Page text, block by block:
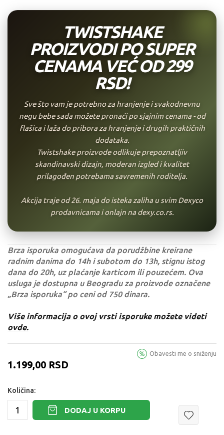
TWISTSHAKE
PROIZVODI PO SUPER
CENAMA VEĆ OD 299
RSD!
Sve što vam je potrebno za hranjenje i svakodnevnu
negu bebe sada možete pronaći po sjajnim cenama - od
flašica i laža do pribora za hranjenje i drugih praktičnih
dodataka.
Twistshake proizvode odlikuje prepoznatljiv
skandinavski dizajn, moderan izgled i kvalitet
prilagođen potrebama savremenih roditelja.
Akcija traje od 26. maja do isteka zaliha u svim Dexyco
prodavnicama i onlajn na dexy.co.rs.
Brza isporuka omogućava da porudžbine kreirane
radnim danima do 14h i subotom do 13h, stignu istog
dana do 20h, uz plaćanje karticom ili pouzećem. Ova
usluga je dostupna u Beogradu za proizvode označene
„Brza isporuka“ po ceni od 750 dinara.
Više informacija o ovoj vrsti isporuke možete videti
ovde.
1.199,00 RSD
Obavesti me o sniženju
Količina:
DODAJ U KORPU